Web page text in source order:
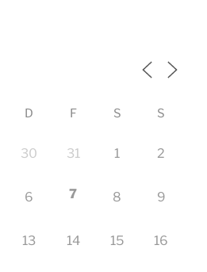
D F S S
30 31 1 2
6 7 8 9
13 14 15 16